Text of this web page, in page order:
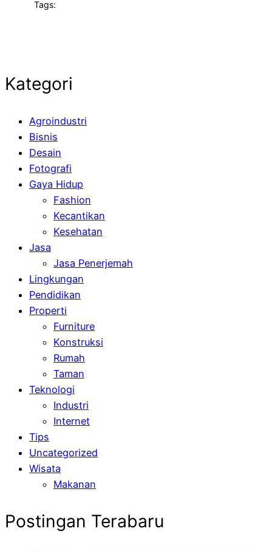
Tags:
Kategori
Agroindustri
Bisnis
Desain
Fotografi
Gaya Hidup
Fashion
Kecantikan
Kesehatan
Jasa
Jasa Penerjemah
Lingkungan
Pendidikan
Properti
Furniture
Konstruksi
Rumah
Taman
Teknologi
Industri
Internet
Tips
Uncategorized
Wisata
Makanan
Postingan Terabaru